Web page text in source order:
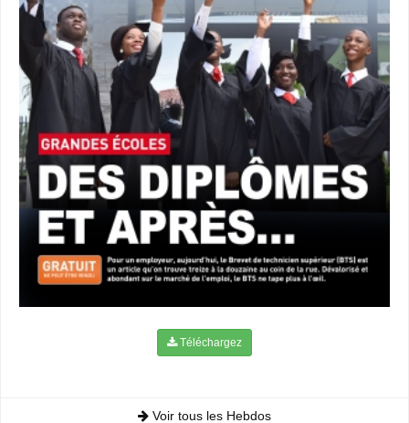
Téléchargez
Voir tous les Hebdos